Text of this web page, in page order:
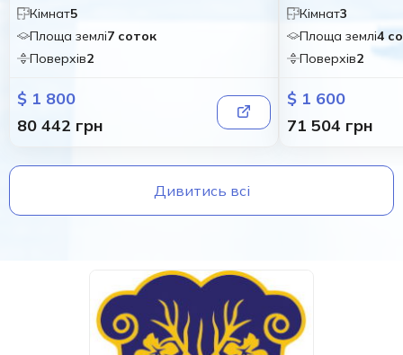
Кімнат5
Площа землі7 соток
Поверхів2
$ 1 800
80 442 грн
Кімнат3
Площа землі4
Поверхів2
$ 1 600
71 504 грн
Дивитись всі